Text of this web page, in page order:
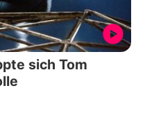
sich Tom